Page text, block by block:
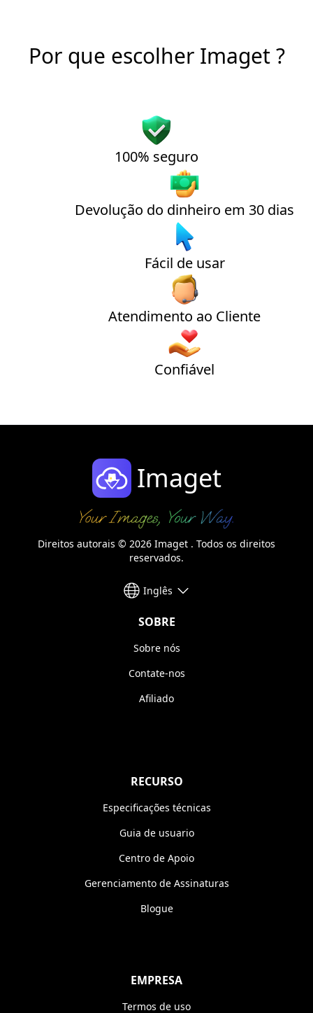
Por que escolher Imaget ?
100% seguro
Devolução do dinheiro em 30 dias
Fácil de usar
Atendimento ao Cliente
Confiável
Imaget
Direitos autorais © 2026 Imaget . Todos os direitos
reservados.
Inglês
SOBRE
Sobre nós
Contate-nos
Afiliado
RECURSO
Especificações técnicas
Guia de usuario
Centro de Apoio
Gerenciamento de Assinaturas
Blogue
EMPRESA
Termos de uso